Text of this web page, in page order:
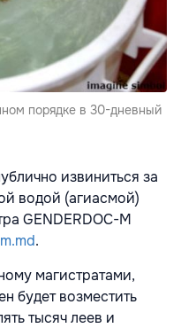
порядке в 30-дневный
извиниться за
водой (агиасмой)
GENDERDOC-M
.
магистратами,
будет возместить
тысяч леев и